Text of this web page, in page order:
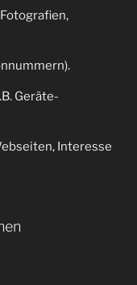
Geräte-
Interesse